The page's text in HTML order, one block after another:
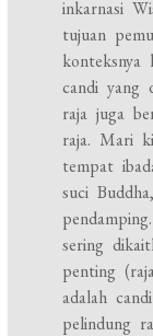
inkarnasi
tujuan
candi yang
raja juga
raja. Mari
tempat
suci
sering
penting
adalah
pelindung